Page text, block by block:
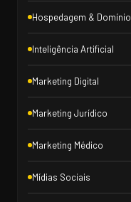
Hospedagem & Domínio
Inteligência Artificial
Marketing Digital
Marketing Jurídico
Marketing Médico
Mídias Sociais